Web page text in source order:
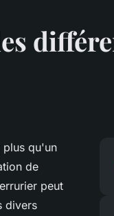
plus qu'un
de
peut
divers